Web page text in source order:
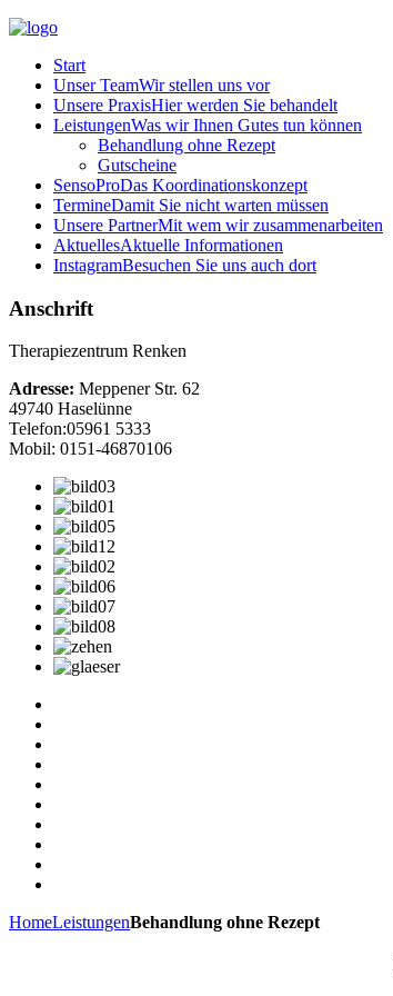
Start
Unser TeamWir stellen uns vor
Unsere PraxisHier werden Sie behandelt
LeistungenWas wir Ihnen Gutes tun können
Behandlung ohne Rezept
Gutscheine
SensoProDas Koordinationskonzept
TermineDamit Sie nicht warten müssen
Unsere PartnerMit wem wir zusammenarbeiten
AktuellesAktuelle Informationen
InstagramBesuchen Sie uns auch dort
Anschrift
Therapiezentrum Renken
Adresse: Meppener Str. 62
49740 Haselünne
Telefon:05961 5333
Mobil: 0151-46870106
HomeLeistungenBehandlung ohne Rezept